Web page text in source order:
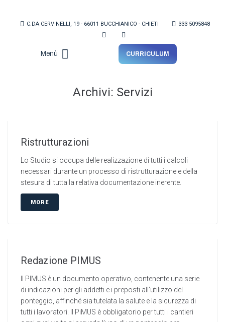
C.DA CERVINELLI, 19 - 66011 BUCCHIANICO - CHIETI 333 5095848
Menù CURRICULUM
Archivi: Servizi
Ristrutturazioni
Lo Studio si occupa delle realizzazione di tutti i calcoli
necessari durante un processo di ristrutturazione e della
stesura di tutta la relativa documentazione inerente.
MORE
Redazione PIMUS
Il PIMUS è un documento operativo, contenente una serie
di indicazioni per gli addetti e i preposti all’utilizzo del
ponteggio, affinché sia tutelata la salute e la sicurezza di
tutti i lavoratori. Il PiMUS è obbligatorio per tutti i cantieri